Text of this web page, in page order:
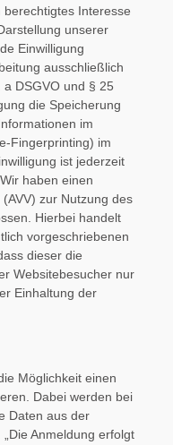
Interesse
unserer
Einwilligung
ausschließlich
DSGVO und § 25
die Speicherung
im
Fingerprinting) im
ist jederzeit
haben einen
zur Nutzung des
Hierbei handelt
vorgeschriebenen
dieser die
Websitebesucher nur
Einhaltung der
Möglichkeit einen
Dabei werden bei
Daten aus der
Anmeldung erfolgt